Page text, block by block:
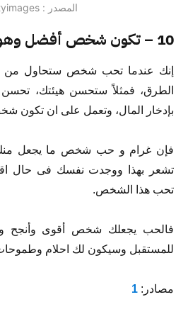
المصدر : gettyimages
10 – تكون شخص أفضل وهو معك
إنك عندما تحب شخص ستحاول من
الطرق، فمثلاً ستحسن هيئتك،
بإدخار المال، وتعمل على ان تكون
فإن غرام و حب شخص ما يجعل
تشعر بهذا ووجدت نفسك فى حال
تحب هذا الشخص.
فالحب يجعلك شخص أقوى وأنجح
للمستقبل وسيكون لك احلام
مصادر: 1